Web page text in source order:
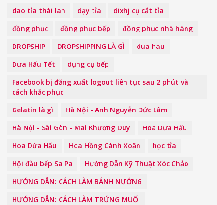
dao tỉa thái lan
dạy tỉa
dixhj cụ cắt tỉa
đồng phục
đồng phục bếp
đồng phục nhà hàng
DROPSHIP
DROPSHIPPING LÀ GÌ
dua hau
Dưa Hấu Tết
dụng cụ bếp
Facebook bị đăng xuất logout liên tục sau 2 phút và
cách khắc phục
Gelatin là gì
Hà Nội - Anh Nguyễn Đức Lâm
Hà Nội - Sài Gòn - Mai Khương Duy
Hoa Dưa Hấu
Hoa Dứa Hấu
Hoa Hồng Cánh Xoăn
học tỉa
Hội đầu bếp Sa Pa
Hướng Dẫn Kỹ Thuật Xóc Chảo
HƯỚNG DẪN: CÁCH LÀM BÁNH NƯỚNG
HƯỚNG DẪN: CÁCH LÀM TRỨNG MUỐI